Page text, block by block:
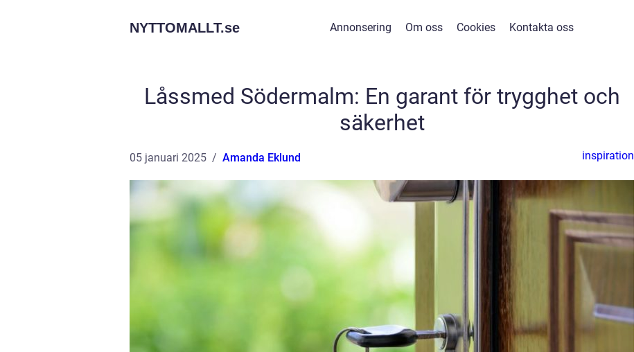
NYTTOMALLT.se Annonsering Om oss Cookies Kontakta oss
Låssmed Södermalm: En garant för trygghet och
säkerhet
05 januari 2025 Amanda Eklund inspiration